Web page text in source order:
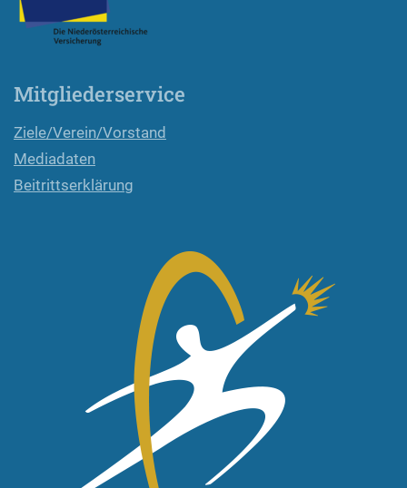
Mitgliederservice
Ziele/Verein/Vorstand
Mediadaten
Beitrittserklärung